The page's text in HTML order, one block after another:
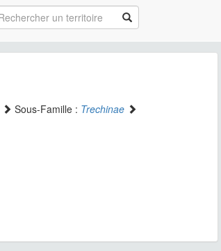
Sous-Famille : Trechinae